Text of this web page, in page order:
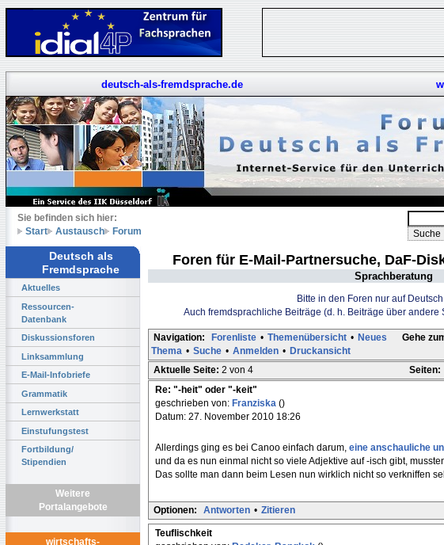
deutsch-als-fremdsprache.de
Sie befinden sich hier:
Start
Austausch Forum
Deutsch als
Fremdsprache
Aktuelles
Ressourcen-
Datenbank
Diskussionsforen
Linksammlung
E-Mail-Infobriefe
Grammatik
Lernwerkstatt
Einstufungstest
Fortbildung/
Stipendien
Weitere
Portalangebote
wirtschafts-
Foren für E-Mail-Partnersuche, DaF-
Sprachberatung
Bitte in den Foren nur auf
Auch fremdsprachliche Beiträge (d. h. Beiträge über andere
Gehe
Navigation: Forenliste • Themenübersicht • Neues
Thema • Suche • Anmelden • Druckansicht
Seiten:
Aktuelle Seite: 2 von 4
Re: "-heit" oder "-keit"
geschrieben von: Franziska ()
Datum: 27. November 2010 18:26
Allerdings ging es bei Canoo einfach darum, eine anschauliche
und da es nun einmal nicht so viele Adjektive auf -isch gibt,
Das sollte man dann beim Lesen nun wirklich nicht so verkniffen
Optionen: Antworten • Zitieren
Teuflischkeit